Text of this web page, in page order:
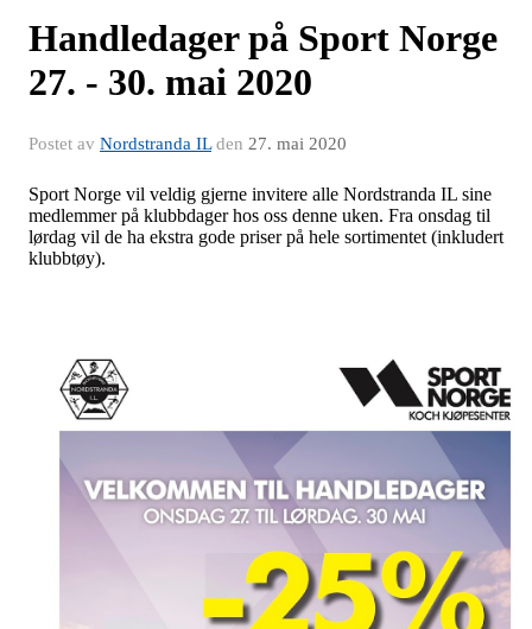
Handledager på Sport Norge
27. - 30. mai 2020
Postet av Nordstranda ILden 27. mai 2020
Sport Norge vil veldig gjerne invitere alle Nordstranda IL sine
medlemmer på klubbdager hos oss denne uken. Fra onsdag til
lørdag vil de ha ekstra gode priser på hele sortimentet (inkludert
klubbtøy).